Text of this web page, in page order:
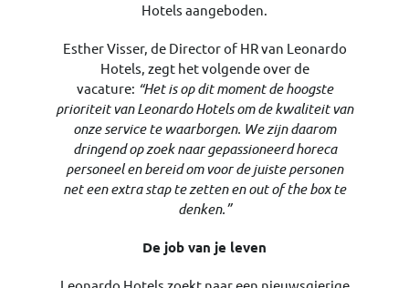
Hotels aangeboden.
Esther Visser, de Director of HR van Leonardo
Hotels, zegt het volgende over de
vacature: “Het is op dit moment de hoogste
prioriteit van Leonardo Hotels om de kwaliteit van
onze service te waarborgen. We zijn daarom
dringend op zoek naar gepassioneerd horeca
personeel en bereid om voor de juiste personen
net een extra stap te zetten en out of the box te
denken.”
De job van je leven